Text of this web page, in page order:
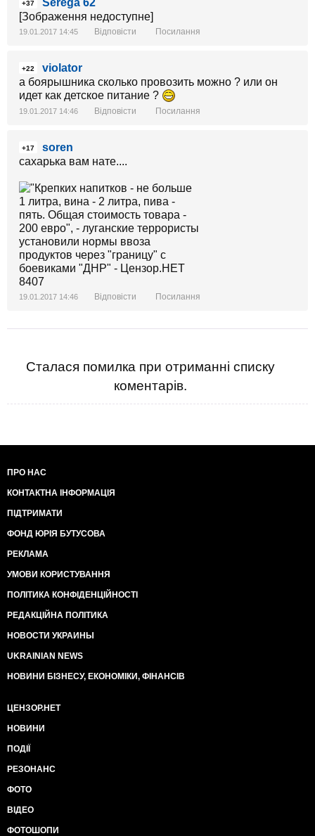
+37
Serega 62
[Зображення недоступне]
19.01.2017 14:45 Відповісти Посилання
+22
violator
а боярышника сколько провозить можно ? или он
идет как детское питание ?
19.01.2017 14:46 Відповісти Посилання
+17
soren
сахарька вам нате....
19.01.2017 14:46 Відповісти Посилання
Сталася помилка при отриманні списку
коментарів.
ПРО НАС
КОНТАКТНА ІНФОРМАЦІЯ
ПІДТРИМАТИ
ФОНД ЮРІЯ БУТУСОВА
РЕКЛАМА
УМОВИ КОРИСТУВАННЯ
ПОЛІТИКА КОНФІДЕНЦІЙНОСТІ
РЕДАКЦІЙНА ПОЛІТИКА
НОВОСТИ УКРАИНЫ
UKRAINIAN NEWS
НОВИНИ БІЗНЕСУ, ЕКОНОМІКИ, ФІНАНСІВ
ЦЕНЗОР.НЕТ
НОВИНИ
ПОДІЇ
РЕЗОНАНС
ФОТО
ВІДЕО
ФОТОШОПИ